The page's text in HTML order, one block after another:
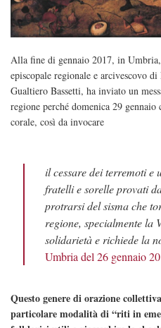
Alla fine di gennaio 2017, in
episcopale regionale e arcivescovo
Gualtiero Bassetti, ha inviato un
regione perché domenica 29
corale, così da invocare
il cessare dei terremoti e
fratelli e sorelle provati
protrarsi del sisma che
regione, specialmente la
solidarietà e richiede la
Umbria del 26 gennaio
Questo genere di orazione
particolare modalità di “riti in